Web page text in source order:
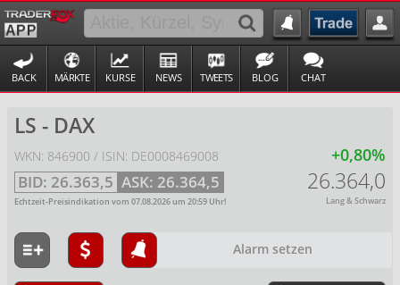
BACK MÄRKTE KURSE NEWS TWEETS BLOG CHAT
LS - DAX
WKN: 846900 / ISIN: DE0008469008
BID: 26.363,5 ASK: 26.364,5
Echtzeit-Preisindikation vom 07.08.2026um 20:59 Uhr!
+0,80%
26.364,0
Lang & Schwarz
Alarm setzen